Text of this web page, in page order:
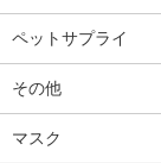
ペットサプライ
その他
マスク